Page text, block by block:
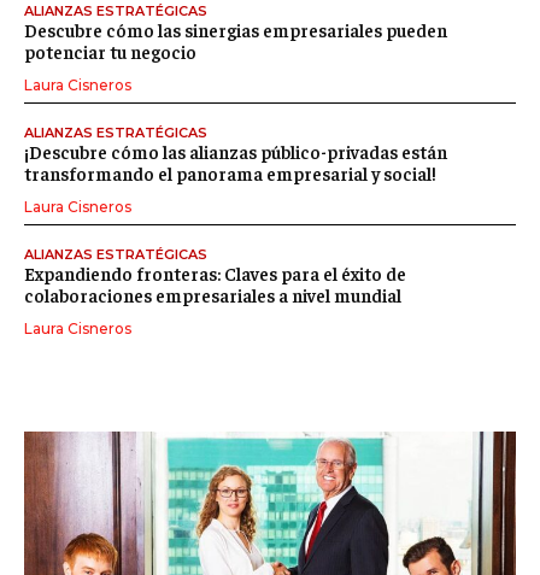
ALIANZAS ESTRATÉGICAS
Descubre cómo las sinergias empresariales pueden
potenciar tu negocio
Laura Cisneros
ALIANZAS ESTRATÉGICAS
¡Descubre cómo las alianzas público-privadas están
transformando el panorama empresarial y social!
Laura Cisneros
ALIANZAS ESTRATÉGICAS
Expandiendo fronteras: Claves para el éxito de
colaboraciones empresariales a nivel mundial
Laura Cisneros